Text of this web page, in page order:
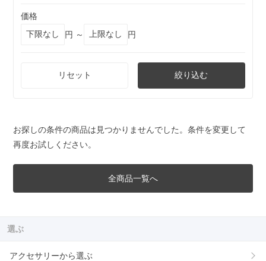
価格
円 ～
円
リセット 絞り込む
お探しの条件の商品は見つかりませんでした。条件を変更して
再度お試しください。
全商品一覧へ
選ぶ
アクセサリーから選ぶ